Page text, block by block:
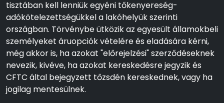
tisztában kell lenniük egyéni tőkenyereség-
adókötelezettségükkel a lakóhelyük szerinti
országban. Törvénybe ütközik az egyesült államokbeli
személyeket áruopciók vételére és eladására kérni,
még akkor is, ha azokat "előrejelzési" szerződéseknek
nevezik, kivéve, ha azokat kereskedésre jegyzik és
CFTC által bejegyzett tőzsdén kereskednek, vagy ha
jogilag mentesülnek.